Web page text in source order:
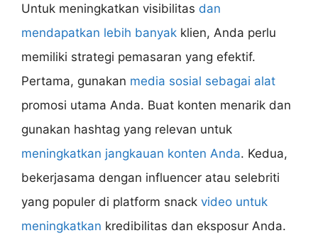
Untuk meningkatkan visibilitas dan
mendapatkan lebih banyak klien, Anda perlu
memiliki strategi pemasaran yang efektif.
Pertama, gunakan media sosial sebagai alat
promosi utama Anda. Buat konten menarik dan
gunakan hashtag yang relevan untuk
meningkatkan jangkauan konten Anda. Kedua,
bekerjasama dengan influencer atau selebriti
yang populer di platform snack video untuk
meningkatkan kredibilitas dan eksposur Anda.